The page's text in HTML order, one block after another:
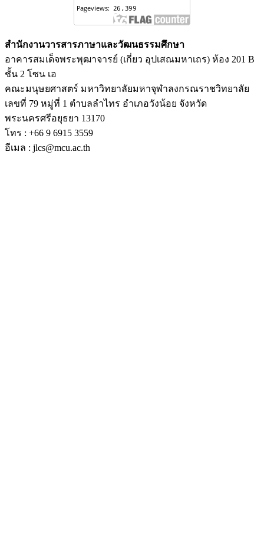
สำนักงานวารสารภาษาและวัฒนธรรมศึกษา
อาคารสมเด็จพระพุฒาจารย์ (เกี่ยว อุปเสณมหาเถร) ห้อง 201 B
ชั้น 2 โซน เอ
คณะมนุษยศาสตร์ มหาวิทยาลัยมหาจุฬาลงกรณราชวิทยาลัย
เลขที่ 79 หมู่ที่ 1 ตำบลลำไทร อำเภอวังน้อย จังหวัด
พระนครศรีอยุธยา 13170
โทร : +66 9 6915 3559
อีเมล : jlcs@mcu.ac.th